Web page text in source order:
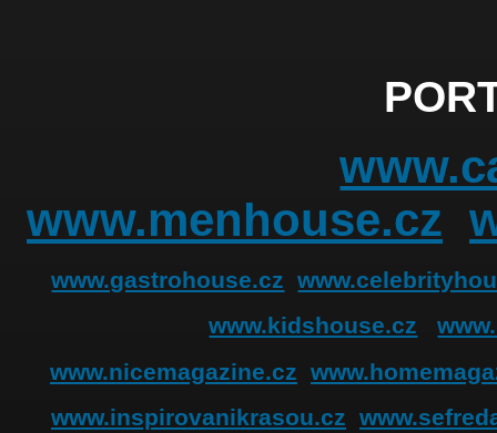
www.menhouse.cz
www.gastrohouse.cz
www.kidshouse.cz
www.nicemagazine.cz
www.inspirovanikrasou.cz